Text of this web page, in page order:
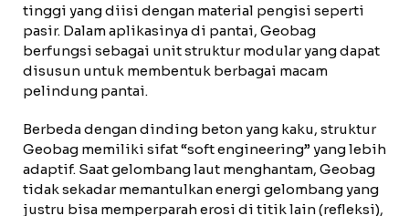
tinggi yang diisi dengan material pengisi seperti
pasir. Dalam aplikasinya di pantai, Geobag
berfungsi sebagai unit struktur modular yang dapat
disusun untuk membentuk berbagai macam
pelindung pantai.
Berbeda dengan dinding beton yang kaku, struktur
Geobag memiliki sifat “soft engineering” yang lebih
adaptif. Saat gelombang laut menghantam, Geobag
tidak sekadar memantulkan energi gelombang yang
justru bisa memperparah erosi di titik lain (refleksi),